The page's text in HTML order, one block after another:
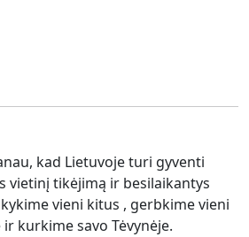
kad Lietuvoje turi gyventi
vietinį tikėjimą ir besilaikantys
vieni kitus , gerbkime vieni
kurkime savo Tėvynėje.